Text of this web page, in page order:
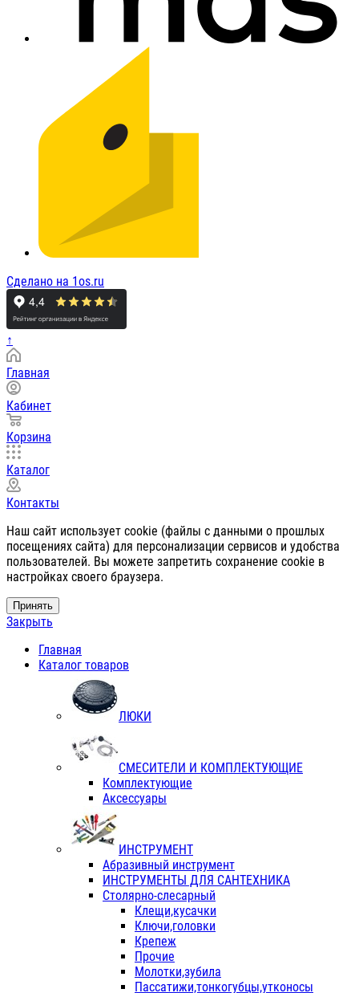
Сделано на 1os.ru
↑
Главная
Кабинет
Корзина
Каталог
Контакты
Наш сайт использует cookie (файлы с данными о прошлых
посещениях сайта) для персонализации сервисов и удобства
пользователей. Вы можете запретить сохранение cookie в
настройках своего браузера.
Принять
Закрыть
Главная
Каталог товаров
ЛЮКИ
СМЕСИТЕЛИ И КОМПЛЕКТУЮЩИЕ
Комплектующие
Аксессуары
ИНСТРУМЕНТ
Абразивный инструмент
ИНСТРУМЕНТЫ ДЛЯ САНТЕХНИКА
Столярно-слесарный
Клещи,кусачки
Ключи,головки
Крепеж
Прочие
Молотки,зубила
Пассатижи,тонкогубцы,утконосы